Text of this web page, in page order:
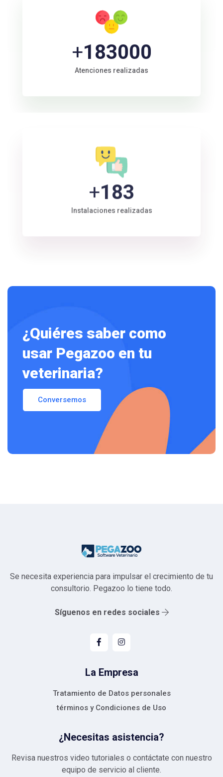
+200000
Atenciones realizadas
+200
Instalaciones realizadas
¿Quiéres saber como
usar Pegazoo en tu
veterinaria?
Conversemos
Se necesita experiencia para impulsar el crecimiento de tu
consultorio. Pegazoo lo tiene todo.
Síguenos en redes sociales
La Empresa
Tratamiento de Datos personales
términos y Condiciones de Uso
¿Necesitas asistencia?
Revisa nuestros video tutoriales o contáctate con nuestro
equipo de servicio al cliente.